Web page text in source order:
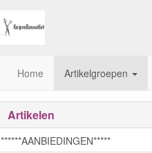
Home Artikelgroepen
Artikelen
******AANBIEDINGEN*****